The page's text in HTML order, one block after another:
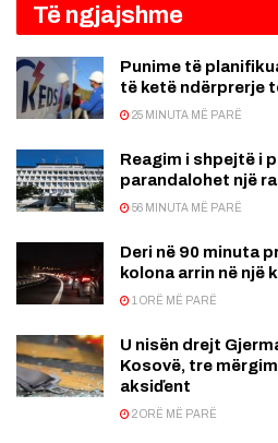
Të ngjajshme
Punime të
të ketë ndërprerje
25 MINUTA MË PARË
Reagim i shpejtë i
parandalohet një
56 MINUTA MË PARË
Deri në 90 minuta
kolona arrin në një
1 ORË MË PARË
U nisën drejt
Kosovë, tre
aksiďent
2 ORË MË PARË